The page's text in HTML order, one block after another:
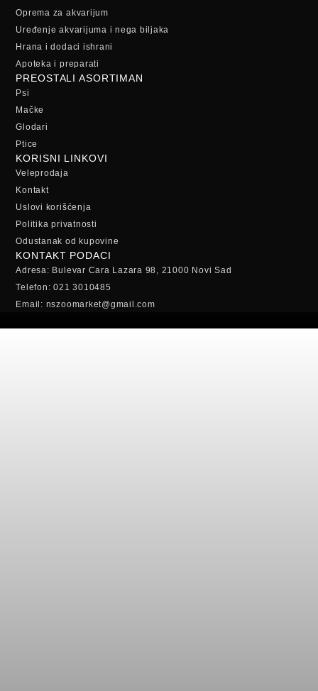
Oprema za akvarijum
Uređenje akvarijuma i nega biljaka
Hrana i dodaci ishrani
Apoteka i preparati
PREOSTALI ASORTIMAN
Psi
Mačke
Glodari
Ptice
KORISNI LINKOVI
Veleprodaja
Kontakt
Uslovi korišćenja
Politika privatnosti
Odustanak od kupovine
KONTAKT PODACI
Adresa: Bulevar Cara Lazara 98, 21000 Novi Sad
Telefon: 021 3010485
Email: nszoomarket@gmail.com